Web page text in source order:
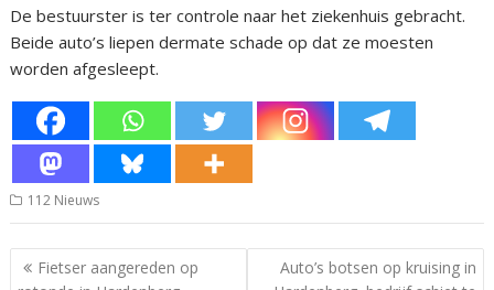
De bestuurster is ter controle naar het ziekenhuis gebracht.
Beide auto’s liepen dermate schade op dat ze moesten
worden afgesleept.
112 Nieuws
Bericht
Fietser aangereden op
Auto’s botsen op kruising in